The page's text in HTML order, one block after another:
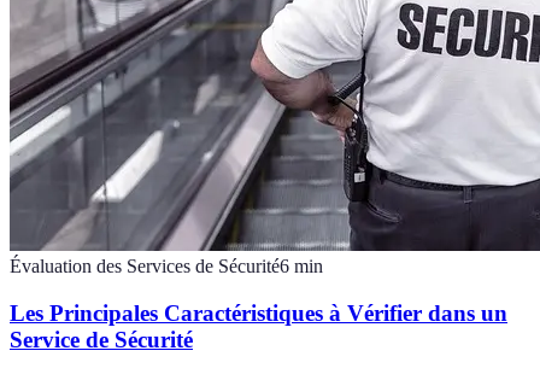
Évaluation des Services de Sécurité6 min
Les Principales Caractéristiques à Vérifier dans un
Service de Sécurité